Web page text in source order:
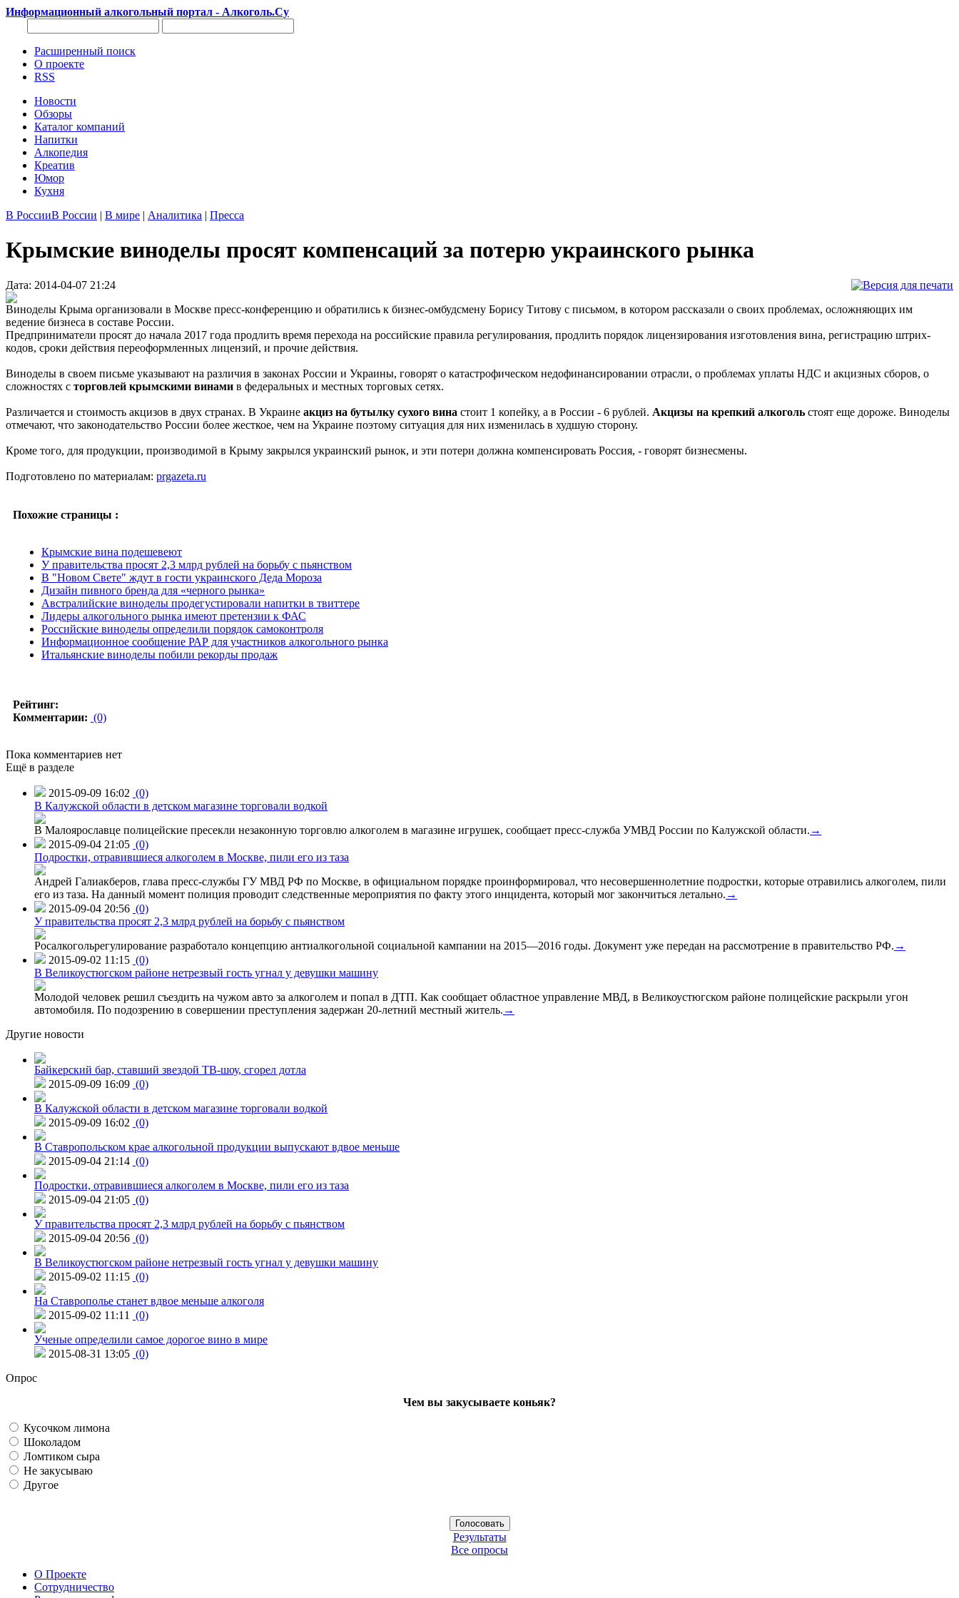
Информационный алкогольный портал - Алкоголь.Су
Расширенный поиск
О проекте
RSS
Новости
Обзоры
Каталог компаний
Напитки
Алкопедия
Креатив
Юмор
Кухня
В РоссииВ России | В мире | Аналитика | Пресса
Крымские виноделы просят компенсаций за потерю украинского рынка
Дата: 2014-04-07 21:24
Виноделы Крыма организовали в Москве пресс-конференцию и обратились к бизнес-омбудсмену Борису Титову с письмом, в котором рассказали о своих проблемах, осложняющих им
ведение бизнеса в составе России.
Предприниматели просят до начала 2017 года продлить время перехода на российские правила регулирования, продлить порядок лицензирования изготовления вина, регистрацию штрих-
кодов, сроки действия переоформленных лицензий, и прочие действия.
Виноделы в своем письме указывают на различия в законах России и Украины, говорят о катастрофическом недофинансировании отрасли, о проблемах уплаты НДС и акцизных сборов, о
сложностях с торговлей крымскими винами в федеральных и местных торговых сетях.
Различается и стоимость акцизов в двух странах. В Украине акциз на бутылку сухого вина стоит 1 копейку, а в России - 6 рублей. Акцизы на крепкий алкоголь стоят еще дороже. Виноделы
отмечают, что законодательство России более жесткое, чем на Украине поэтому ситуация для них изменилась в худшую сторону.
Кроме того, для продукции, производимой в Крыму закрылся украинский рынок, и эти потери должна компенсировать Россия, - говорят бизнесмены.
Подготовлено по материалам: prgazeta.ru
Похожие страницы :
Крымские вина подешевеют
У правительства просят 2,3 млрд рублей на борьбу с пьянством
В "Новом Свете" ждут в гости украинского Деда Мороза
Дизайн пивного бренда для «черного рынка»
Австралийские виноделы продегустировали напитки в твиттере
Лидеры алкогольного рынка имеют претензии к ФАС
Российские виноделы определили порядок самоконтроля
Информационное сообщение РАР для участников алкогольного рынка
Итальянские виноделы побили рекорды продаж
Рейтинг:
Комментарии: (0)
Пока комментариев нет
Ещё в разделе
2015-09-09 16:02 (0)
В Калужской области в детском магазине торговали водкой
В Малоярославце полицейские пресекли незаконную торговлю алкоголем в магазине игрушек, сообщает пресс-служба УМВД России по Калужской области. →
2015-09-04 21:05 (0)
Подростки, отравившиеся алкоголем в Москве, пили его из таза
Андрей Галиакберов, глава пресс-службы ГУ МВД РФ по Москве, в официальном порядке проинформировал, что несовершеннолетние подростки, которые отравились алкоголем, пили
его из таза. На данный момент полиция проводит следственные мероприятия по факту этого инцидента, который мог закончиться летально. →
2015-09-04 20:56 (0)
У правительства просят 2,3 млрд рублей на борьбу с пьянством
Росалкогольрегулирование разработало концепцию антиалкогольной социальной кампании на 2015—2016 годы. Документ уже передан на рассмотрение в правительство РФ. →
2015-09-02 11:15 (0)
В Великоустюгском районе нетрезвый гость угнал у девушки машину
Молодой человек решил съездить на чужом авто за алкоголем и попал в ДТП. Как сообщает областное управление МВД, в Великоустюгском районе полицейские раскрыли угон
автомобиля. По подозрению в совершении преступления задержан 20-летний местный житель. →
Другие новости
Байкерский бар, ставший звездой ТВ-шоу, сгорел дотла
2015-09-09 16:09 (0)
В Калужской области в детском магазине торговали водкой
2015-09-09 16:02 (0)
В Ставропольском крае алкогольной продукции выпускают вдвое меньше
2015-09-04 21:14 (0)
Подростки, отравившиеся алкоголем в Москве, пили его из таза
2015-09-04 21:05 (0)
У правительства просят 2,3 млрд рублей на борьбу с пьянством
2015-09-04 20:56 (0)
В Великоустюгском районе нетрезвый гость угнал у девушки машину
2015-09-02 11:15 (0)
На Ставрополье станет вдвое меньше алкоголя
2015-09-02 11:11
(0)
Ученые определили самое дорогое вино в мире
2015-08-31 13:05 (0)
Опрос
Чем вы закусываете коньяк?
Кусочком лимона
Шоколадом
Ломтиком сыра
Не закусываю
Другое
Результаты
Все опросы
О Проекте
Сотрудничество